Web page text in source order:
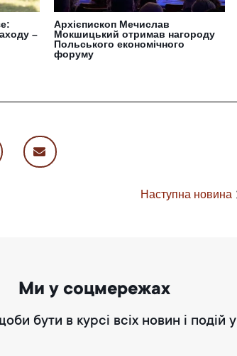
–
Архієпископ Мечислав
Мокшицький отримав нагороду
Польського економічного
форуму
Наступна новина
Ми у соцмережах
бути в курсі всіх новин і подій